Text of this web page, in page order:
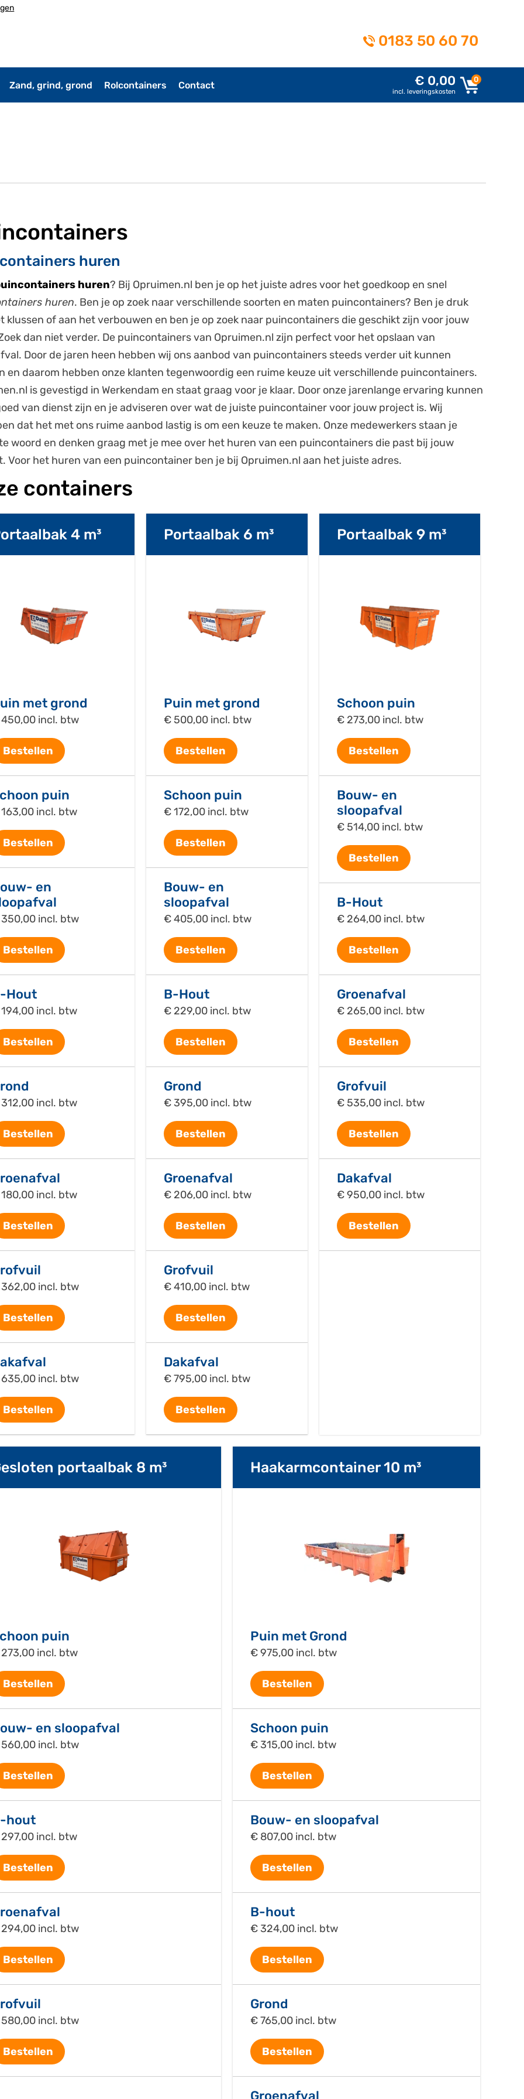
0183 50 60 70
Zand, grind, grond Rolcontainers Contact € 0,00
incl. leveringskosten
0
huren
huren? Bij Opruimen.nl ben je op het juiste adres voor het goedkoop en snel
huren. Ben je op zoek naar verschillende soorten en maten puincontainers? Ben je druk
klussen of aan het verbouwen en ben je op zoek naar puincontainers die geschikt zijn voor jouw
dan niet verder. De puincontainers van Opruimen.nl zijn perfect voor het opslaan van
Door de jaren heen hebben wij ons aanbod van puincontainers steeds verder uit kunnen
en daarom hebben onze klanten tegenwoordig een ruime keuze uit verschillende puincontainers.
is gevestigd in Werkendam en staat graag voor je klaar. Door onze jarenlange ervaring kunnen
van dienst zijn en je adviseren over wat de juiste puincontainer voor jouw project is. Wij
dat het met ons ruime aanbod lastig is om een keuze te maken. Onze medewerkers staan je
woord en denken graag met je mee over het huren van een puincontainers die past bij jouw
Voor het huren van een puincontainer ben je bij Opruimen.nl aan het juiste adres.
containers
4 m³
met grond
incl. btw
Bestellen
puin
incl. btw
Bestellen
en
incl. btw
Bestellen
Hout
incl. btw
Bestellen
incl. btw
Bestellen
incl. btw
Bestellen
incl. btw
Bestellen
incl. btw
Bestellen
Portaalbak 6 m³
Puin met grond
€ 500,00 incl. btw
Bestellen
Schoon puin
€ 172,00 incl. btw
Bestellen
Bouw- en
sloopafval
€ 405,00 incl. btw
Bestellen
B-Hout
€ 229,00 incl. btw
Bestellen
Grond
€ 395,00 incl. btw
Bestellen
Groenafval
€ 206,00 incl. btw
Bestellen
Grofvuil
€ 410,00 incl. btw
Bestellen
Dakafval
€ 795,00 incl. btw
Bestellen
Portaalbak 9 m³
Schoon puin
€ 273,00 incl. btw
Bestellen
Bouw- en
sloopafval
€ 514,00 incl. btw
Bestellen
B-Hout
€ 264,00 incl. btw
Bestellen
Groenafval
€ 265,00 incl. btw
Bestellen
Grofvuil
€ 535,00 incl. btw
Bestellen
Dakafval
€ 950,00 incl. btw
Bestellen
portaalbak 8 m³
puin
incl. btw
Bestellen
en sloopafval
incl. btw
Bestellen
hout
incl. btw
Bestellen
incl. btw
Bestellen
incl. btw
Bestellen
Haakarmcontainer 10 m³
Puin met Grond
€ 975,00 incl. btw
Bestellen
Schoon puin
€ 315,00 incl. btw
Bestellen
Bouw- en sloopafval
€ 807,00 incl. btw
Bestellen
B-hout
€ 324,00 incl. btw
Bestellen
Grond
€ 765,00 incl. btw
Bestellen
Groenafval